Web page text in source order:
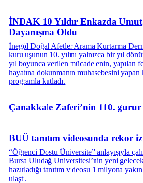
İNDAK 10 Yıldır Enkazda
Dayanışma Oldu
İnegöl Doğal Afetler Arama Kurtarma
kuruluşunun 10. yılını yalnızca bir yıl
yıl boyunca verilen mücadelenin, yapılan
hayatına dokunmanın muhasebesini yapan
programla kutladı.
Çanakkale Zaferi’nin 110. gurur
BUÜ tanıtım videosunda rekor
“Öğrenci Dostu Üniversite” anlayışıyla
Bursa Uludağ Üniversitesi’nin yeni
hazırladığı tanıtım videosu 1 milyona
ulaştı.